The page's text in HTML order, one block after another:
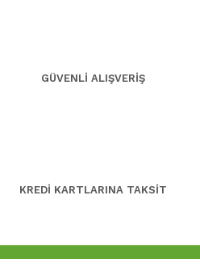
GÜVENLİ ALIŞVERİŞ
KREDİ KARTLARINA TAKSİT